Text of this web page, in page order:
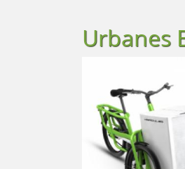
Urbanes